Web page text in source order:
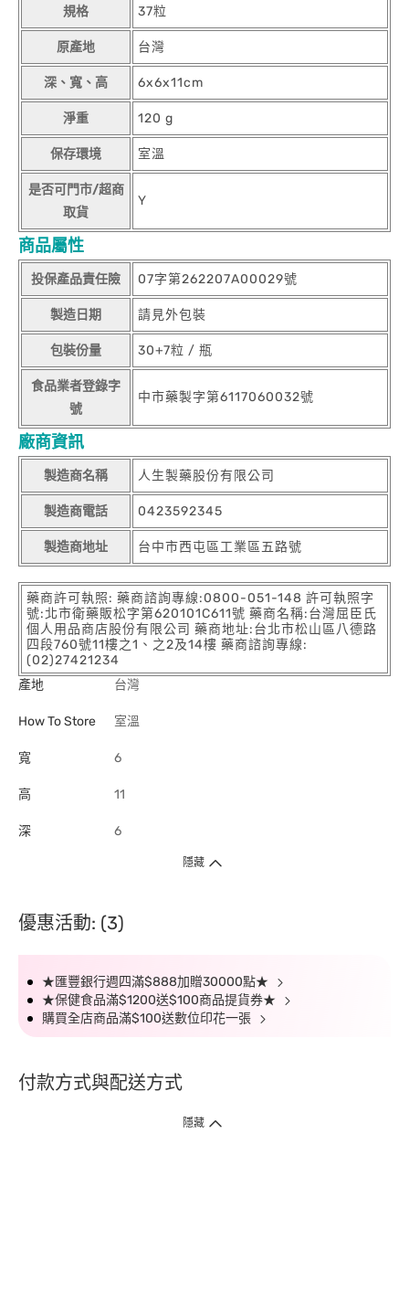
規格 37粒
原產地 台灣
深、寬、高 6x6x11cm
淨重 120 g
保存環境 室溫
是否可門市/超商
取貨
Y
商品屬性
投保產品責任險 07字第262207A00029號
製造日期 請見外包裝
包裝份量 30+7粒 / 瓶
食品業者登錄字
號
中市藥製字第6117060032號
廠商資訊
製造商名稱 人生製藥股份有限公司
製造商電話 0423592345
製造商地址 台中市西屯區工業區五路號
藥商許可執照: 藥商諮詢專線:0800-051-148 許可執照字
號:北市衛藥販松字第620101C611號 藥商名稱:台灣屈臣氏
個人用品商店股份有限公司 藥商地址:台北市松山區八德路
四段760號11樓之1、之2及14樓 藥商諮詢專線:
(02)27421234
產地
台灣
How To Store 室溫
寬 6
高 11
深 6
隱藏
優惠活動: (3)
★匯豐銀行週四滿$888加贈30000點★
★保健食品滿$1200送$100商品提貨券★
購買全店商品滿$100送數位印花一張
付款方式與配送方式
隱藏